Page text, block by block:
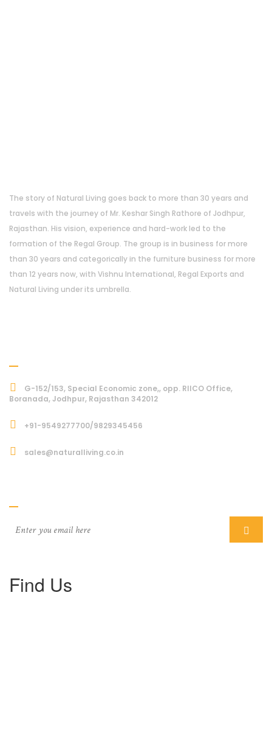
The story of Natural Living goes back to more than 30 years and
travels with the journey of Mr. Keshar Singh Rathore of Jodhpur,
Rajasthan. His vision, experience and hard-work led to the
formation of the Regal Group. The group is in business for more
than 30 years and categorically in the furniture business for more
than 12 years now, with Vishnu International, Regal Exports and
Natural Living under its umbrella.
G-152/153, Special Economic zone,, opp. RIICO Office,
Boranada, Jodhpur, Rajasthan 342012
+91-9549277700/9829345456
sales@naturalliving.co.in
Find Us